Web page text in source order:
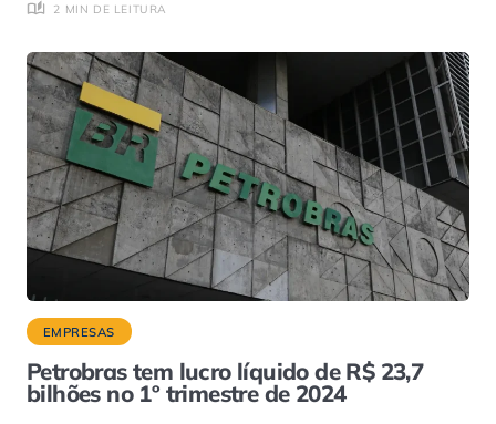
2 MIN DE LEITURA
EMPRESAS
Petrobras tem lucro líquido de R$ 23,7
bilhões no 1º trimestre de 2024